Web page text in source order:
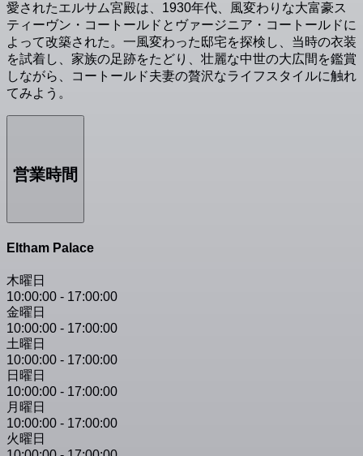
愛されたエルサム宮殿は、1930年代、風変わりな大富豪ス
ティーヴン・コートールドとヴァージニア・コートールドに
よって改築された。一風変わった邸宅を探検し、当時の衣装
を試着し、家族の足跡をたどり、壮麗な中世の大広間を鑑賞
しながら、コートールド夫妻の贅沢なライフスタイルに触れ
てみよう。
営業時間
Eltham Palace
木曜日
10:00:00 - 17:00:00
金曜日
10:00:00 - 17:00:00
土曜日
10:00:00 - 17:00:00
日曜日
10:00:00 - 17:00:00
月曜日
10:00:00 - 17:00:00
火曜日